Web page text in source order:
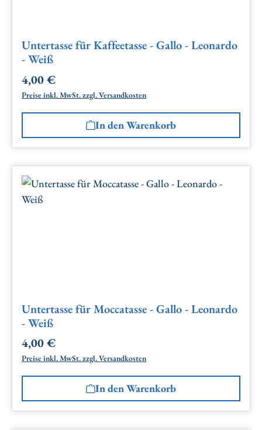
Untertasse für Kaffeetasse - Gallo - Leonardo
- Weiß
Regulärer Preis:
4,00 €
Preise inkl. MwSt. zzgl. Versandkosten
In den Warenkorb
Untertasse für Moccatasse - Gallo - Leonardo
- Weiß
Regulärer Preis:
4,00 €
Preise inkl. MwSt. zzgl. Versandkosten
In den Warenkorb